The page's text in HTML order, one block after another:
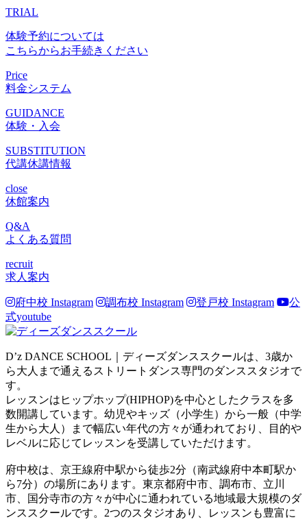
TRIAL
体験予約については
こちらからお手続きください
Price
料金システム
GUIDANCE
体験・入会
SUBSTITUTION
代講休講情報
close
休館案内
Q&A
よくある質問
recruit
求人案内
府中校 Instagram 調布校 Instagram 登戸校 Instagram
公
式youtube
D’z DANCE SCHOOL｜ディーズダンススクールは、3歳か
ら大人まで通えるストリートダンス専門のダンススタジオで
す。
レッスンはヒップホップ(HIPHOP)を中心としたクラスを多
数開講しています。幼児やキッズ（小学生）から一般（中学
生から大人）まで幅広い年代の方々が通われており、目的や
レベルに応じてレッスンを受講していただけます。
府中校は、京王線府中駅から徒歩2分（南武線府中本町駅か
ら7分）の場所にあります。東京都府中市、調布市、立川
市、国分寺市の方々が中心に通われている地域最大規模のダ
ンススクールです。2つのスタジオあり、レッスンも豊富に